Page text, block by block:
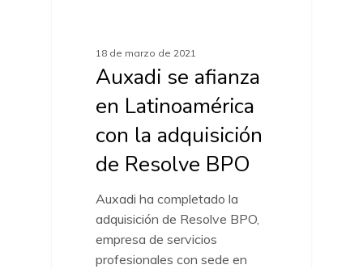
18 de marzo de 2021
Auxadi se afianza
en Latinoamérica
con la adquisición
de Resolve BPO
Auxadi ha completado la
adquisición de Resolve BPO,
empresa de servicios
profesionales con sede en